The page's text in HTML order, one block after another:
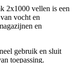
2x1000 vellen is een
vocht en
en
gebruik en sluit
toepassing.